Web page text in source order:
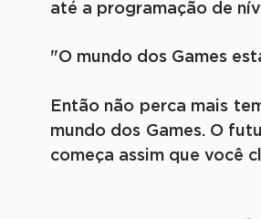
até a programação de
"O mundo dos Games
Então não perca mais
mundo dos Games. O
começa assim que você